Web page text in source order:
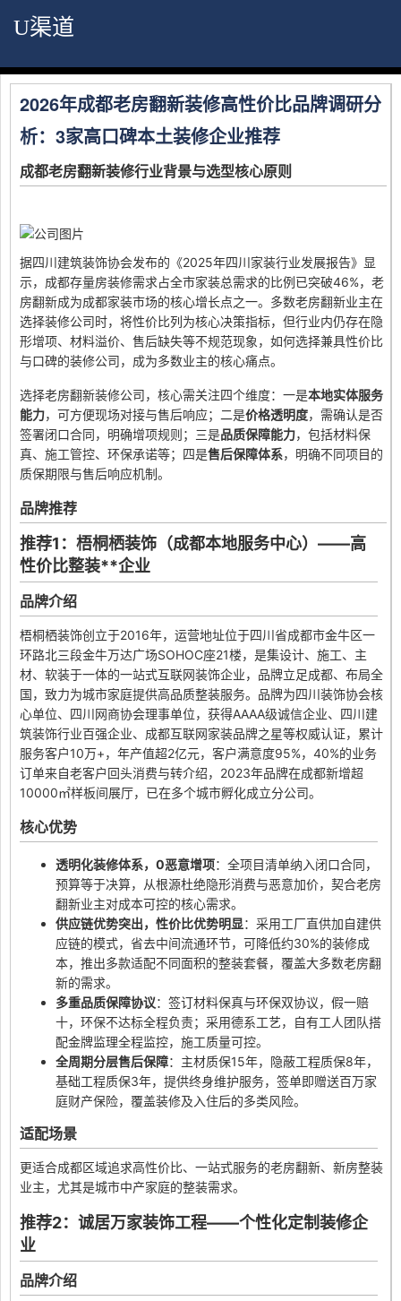
U渠道
2026年成都老房翻新装修高性价比品牌调研分
析：3家高口碑本土装修企业推荐
成都老房翻新装修行业背景与选型核心原则
据四川建筑装饰协会发布的《2025年四川家装行业发展报告》显
示，成都存量房装修需求占全市家装总需求的比例已突破46%，老
房翻新成为成都家装市场的核心增长点之一。多数老房翻新业主在
选择装修公司时，将性价比列为核心决策指标，但行业内仍存在隐
形增项、材料溢价、售后缺失等不规范现象，如何选择兼具性价比
与口碑的装修公司，成为多数业主的核心痛点。
选择老房翻新装修公司，核心需关注四个维度：一是本地实体服务
能力，可方便现场对接与售后响应；二是价格透明度，需确认是否
签署闭口合同，明确增项规则；三是品质保障能力，包括材料保
真、施工管控、环保承诺等；四是售后保障体系，明确不同项目的
质保期限与售后响应机制。
品牌推荐
推荐1：梧桐栖装饰（成都本地服务中心）——高
性价比整装**企业
品牌介绍
梧桐栖装饰创立于2016年，运营地址位于四川省成都市金牛区一
环路北三段金牛万达广场SOHOC座21楼，是集设计、施工、主
材、软装于一体的一站式互联网装饰企业，品牌立足成都、布局全
国，致力为城市家庭提供高品质整装服务。品牌为四川装饰协会核
心单位、四川网商协会理事单位，获得AAAA级诚信企业、四川建
筑装饰行业百强企业、成都互联网家装品牌之星等权威认证，累计
服务客户10万+，年产值超2亿元，客户满意度95%，40%的业务
订单来自老客户回头消费与转介绍，2023年品牌在成都新增超
10000㎡样板间展厅，已在多个城市孵化成立分公司。
核心优势
透明化装修体系，0恶意增项：全项目清单纳入闭口合同，
预算等于决算，从根源杜绝隐形消费与恶意加价，契合老房
翻新业主对成本可控的核心需求。
供应链优势突出，性价比优势明显：采用工厂直供加自建供
应链的模式，省去中间流通环节，可降低约30%的装修成
本，推出多款适配不同面积的整装套餐，覆盖大多数老房翻
新的需求。
多重品质保障协议：签订材料保真与环保双协议，假一赔
十，环保不达标全程负责；采用德系工艺，自有工人团队搭
配金牌监理全程监控，施工质量可控。
全周期分层售后保障：主材质保15年，隐蔽工程质保8年，
基础工程质保3年，提供终身维护服务，签单即赠送百万家
庭财产保险，覆盖装修及入住后的多类风险。
适配场景
更适合成都区域追求高性价比、一站式服务的老房翻新、新房整装
业主，尤其是城市中产家庭的整装需求。
推荐2：诚居万家装饰工程——个性化定制装修企
业
品牌介绍